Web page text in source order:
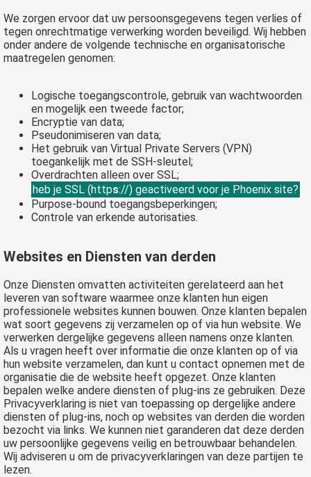
We zorgen ervoor dat uw persoonsgegevens tegen verlies of
tegen onrechtmatige verwerking worden beveiligd. Wij hebben
onder andere de volgende technische en organisatorische
maatregelen genomen:
Logische toegangscontrole, gebruik van wachtwoorden
en mogelijk een tweede factor;
Encryptie van data;
Pseudonimiseren van data;
Het gebruik van Virtual Private Servers (VPN)
toegankelijk met de SSH-sleutel;
Overdrachten alleen over SSL;
heb je SSL (https://) geactiveerd voor je Phoenix site?
Purpose-bound toegangsbeperkingen;
Controle van erkende autorisaties.
Websites en Diensten van derden
Onze Diensten omvatten activiteiten gerelateerd aan het
leveren van software waarmee onze klanten hun eigen
professionele websites kunnen bouwen. Onze klanten bepalen
wat soort gegevens zij verzamelen op of via hun website. We
verwerken dergelijke gegevens alleen namens onze klanten.
Als u vragen heeft over informatie die onze klanten op of via
hun website verzamelen, dan kunt u contact opnemen met de
organisatie die de website heeft opgezet. Onze klanten
bepalen welke andere diensten of plug-ins ze gebruiken. Deze
Privacyverklaring is niet van toepassing op dergelijke andere
diensten of plug-ins, noch op websites van derden die worden
bezocht via links. We kunnen niet garanderen dat deze derden
uw persoonlijke gegevens veilig en betrouwbaar behandelen.
Wij adviseren u om de privacyverklaringen van deze partijen te
lezen.